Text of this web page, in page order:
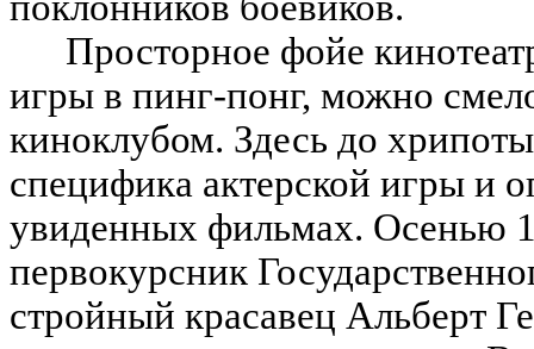
Просторное фойе
игры в пинг-понг, можно
киноклубом. Здесь до
специфика актерской игры и
увиденных фильмах. Осенью
первокурсник
стройный красавец Альберт